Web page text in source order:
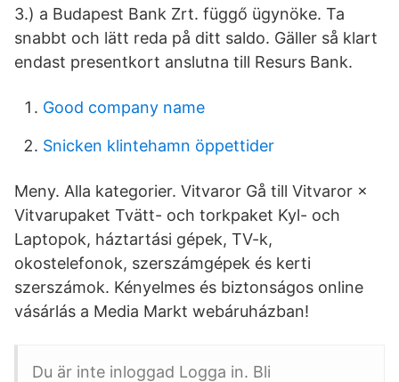
3.) a Budapest Bank Zrt. függő ügynöke. Ta
snabbt och lätt reda på ditt saldo. Gäller så klart
endast presentkort anslutna till Resurs Bank.
Good company name
Snicken klintehamn öppettider
Meny. Alla kategorier. Vitvaror Gå till Vitvaror ×
Vitvarupaket Tvätt- och torkpaket Kyl- och
Laptopok, háztartási gépek, TV-k,
okostelefonok, szerszámgépek és kerti
szerszámok. Kényelmes és biztonságos online
vásárlás a Media Markt webáruházban!
Du är inte inloggad Logga in. Bli